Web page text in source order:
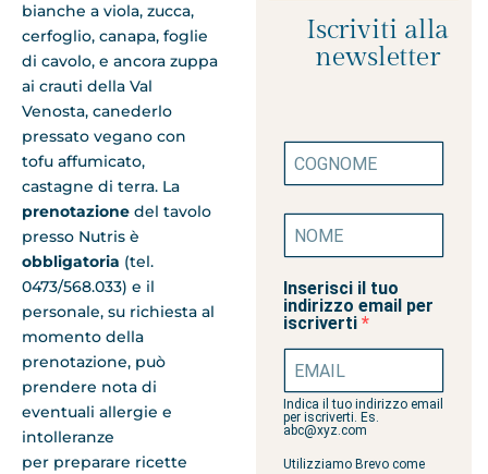
bianche a viola, zucca,
cerfoglio, canapa, foglie
di cavolo, e ancora zuppa
ai crauti della Val
Venosta, canederlo
pressato vegano con
tofu affumicato,
castagne di terra. La
prenotazione del tavolo
presso Nutris è
obbligatoria (tel.
0473/568.033) e il
personale, su richiesta al
momento della
prenotazione, può
prendere nota di
eventuali allergie e
intolleranze
per preparare ricette
Iscriviti alla
newsletter
Inserisci il tuo
indirizzo email per
iscriverti
Indica il tuo indirizzo email
per iscriverti. Es.
abc@xyz.com
Utilizziamo Brevo come